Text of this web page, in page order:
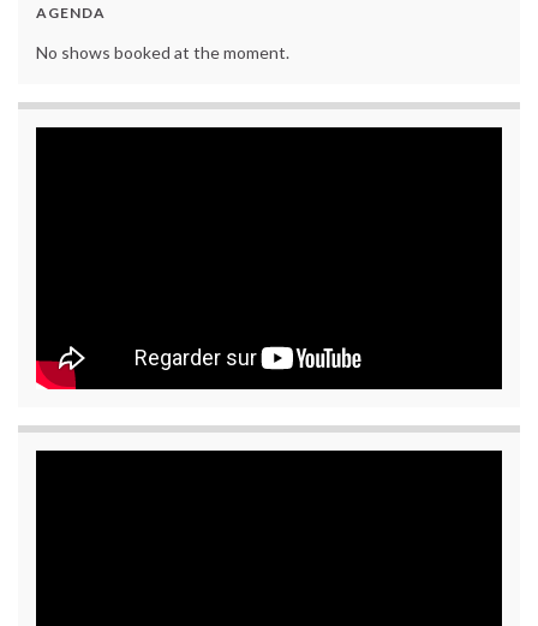
AGENDA
No shows booked at the moment.